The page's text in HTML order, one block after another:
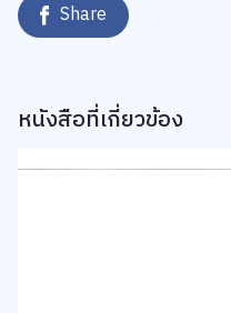
Share
หนังสือที่เกี่ยวข้อง